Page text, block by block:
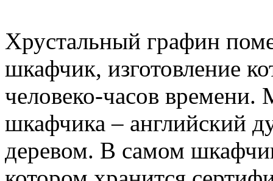
Хрустальный графин
шкафчик, изготовление
человеко-часов времени.
шкафчика – английский
деревом. В самом